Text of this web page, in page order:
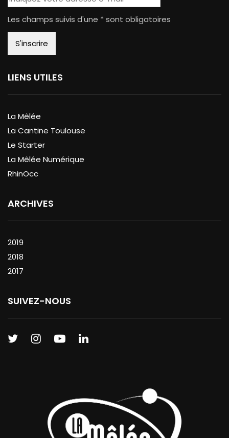
Les champs suivis d'une * sont obligatoires
LIENS UTILES
La Mêlée
La Cantine Toulouse
Le Starter
La Mêlée Numérique
RhinOcc
ARCHIVES
2019
2018
2017
SUIVEZ-NOUS